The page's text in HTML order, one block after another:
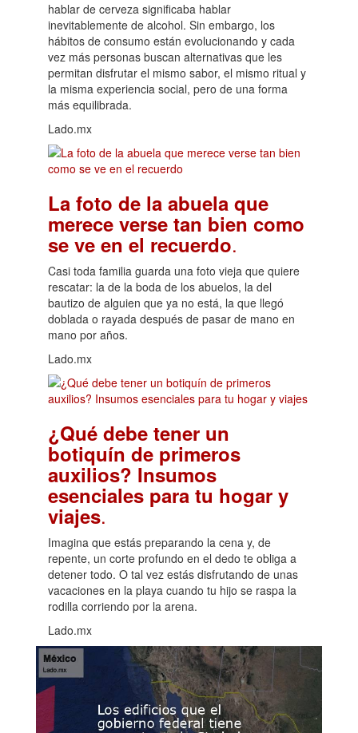
hablar de cerveza significaba hablar
inevitablemente de alcohol. Sin embargo, los
hábitos de consumo están evolucionando y cada
vez más personas buscan alternativas que les
permitan disfrutar el mismo sabor, el mismo ritual y
la misma experiencia social, pero de una forma
más equilibrada.
Lado.mx
La foto de la abuela que
merece verse tan bien como
se ve en el recuerdo.
Casi toda familia guarda una foto vieja que quiere
rescatar: la de la boda de los abuelos, la del
bautizo de alguien que ya no está, la que llegó
doblada o rayada después de pasar de mano en
mano por años.
Lado.mx
¿Qué debe tener un
botiquín de primeros
auxilios? Insumos
esenciales para tu hogar y
viajes.
Imagina que estás preparando la cena y, de
repente, un corte profundo en el dedo te obliga a
detener todo. O tal vez estás disfrutando de unas
vacaciones en la playa cuando tu hijo se raspa la
rodilla corriendo por la arena.
Lado.mx